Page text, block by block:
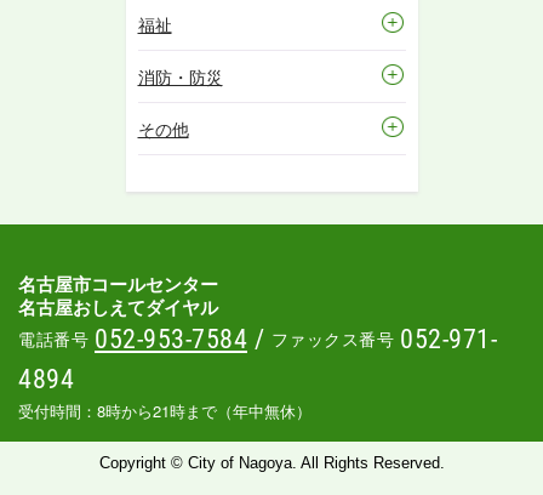
福祉
消防・防災
その他
名古屋市コールセンター
名古屋おしえてダイヤル
電話番号 052-953-7584 / ファックス番号 052-971-
4894
受付時間：8時から21時まで（年中無休）
Copyright © City of Nagoya. All Rights Reserved.